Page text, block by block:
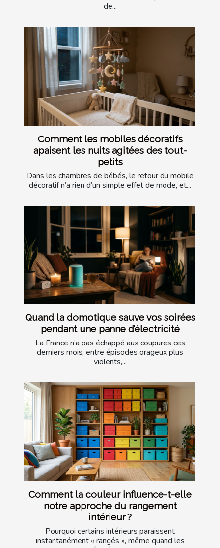
de...
Comment les mobiles décoratifs
apaisent les nuits agitées des tout-
petits
Dans les chambres de bébés, le retour du mobile
décoratif n’a rien d’un simple effet de mode, et...
Quand la domotique sauve vos soirées
pendant une panne d’électricité
La France n’a pas échappé aux coupures ces
derniers mois, entre épisodes orageux plus
violents,...
Comment la couleur influence-t-elle
notre approche du rangement
intérieur ?
Pourquoi certains intérieurs paraissent
instantanément « rangés », même quand les